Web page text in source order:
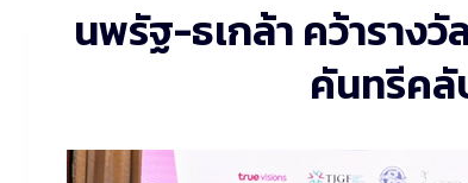
นพรัฐ-ธเกล้า คว้าราง
คันทรีคลั